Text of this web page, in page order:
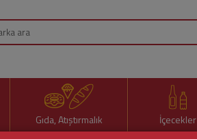
Gıda, Atıştırmalık İçecekler